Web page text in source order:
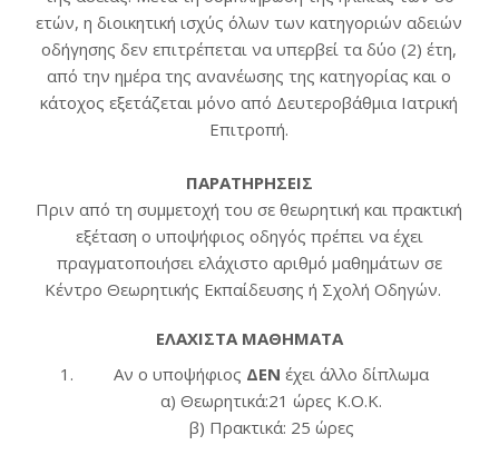
ετών, η διοικητική ισχύς όλων των κατηγοριών αδειών
οδήγησης δεν επιτρέπεται να υπερβεί τα δύο (2) έτη,
από την ημέρα της ανανέωσης της κατηγορίας και ο
κάτοχος εξετάζεται μόνο από Δευτεροβάθμια Ιατρική
Επιτροπή.
ΠΑΡΑΤΗΡΗΣΕΙΣ
Πριν από τη συμμετοχή του σε θεωρητική και πρακτική
εξέταση ο υποψήφιος οδηγός πρέπει να έχει
πραγματοποιήσει ελάχιστο αριθμό μαθημάτων σε
Κέντρο Θεωρητικής Εκπαίδευσης ή Σχολή Οδηγών.
ΕΛΑΧΙΣΤΑ ΜΑΘΗΜΑΤΑ
Αν ο υποψήφιος ΔΕΝ έχει άλλο δίπλωμα
α) Θεωρητικά:21 ώρες K.O.K.
β) Πρακτικά: 25 ώρες